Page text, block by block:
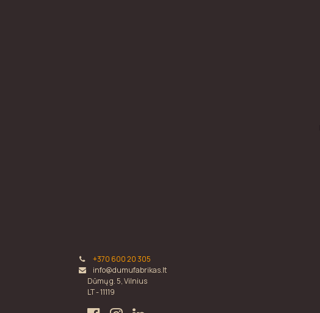
+370 600 20 305
info@dumufabrikas.lt
Dūmų g. 5, Vilnius
LT - 11119